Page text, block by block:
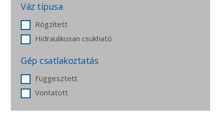
Váz típusa
Rögzített
Hidraulikusan csukható
Gép csatlakoztatás
Függesztett
Vontatott